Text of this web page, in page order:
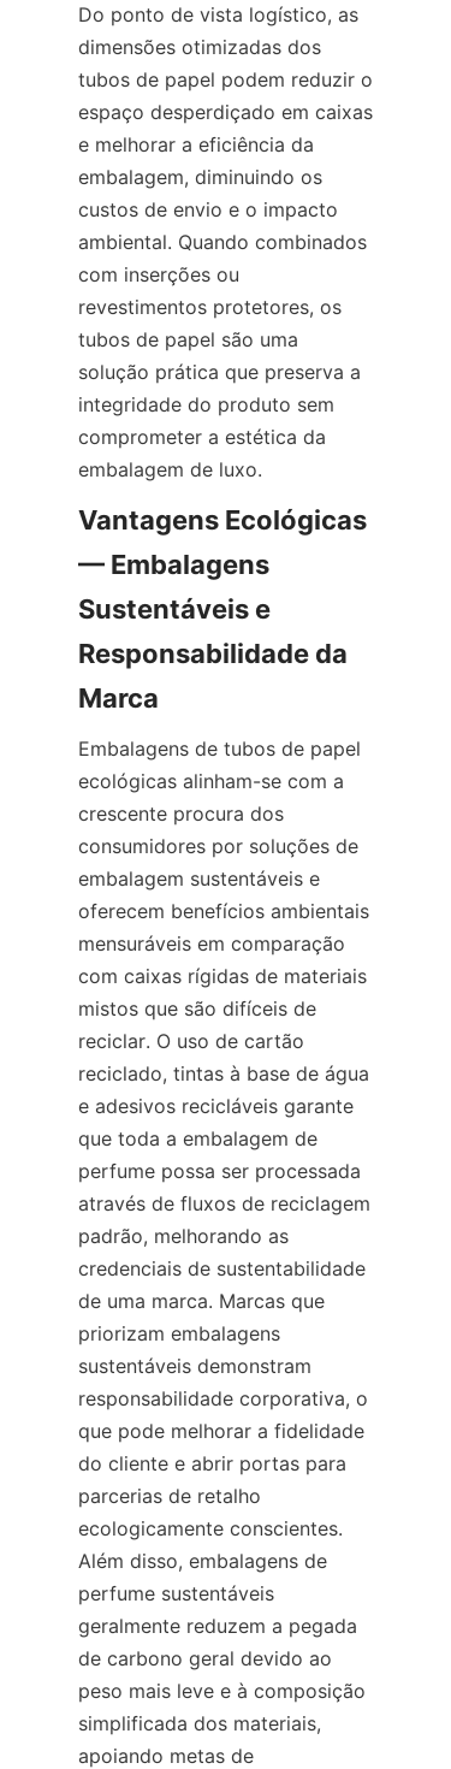
Do ponto de vista logístico, as
dimensões otimizadas dos
tubos de papel podem reduzir o
espaço desperdiçado em caixas
e melhorar a eficiência da
embalagem, diminuindo os
custos de envio e o impacto
ambiental. Quando combinados
com inserções ou
revestimentos protetores, os
tubos de papel são uma
solução prática que preserva a
integridade do produto sem
comprometer a estética da
embalagem de luxo.
Vantagens Ecológicas
— Embalagens
Sustentáveis e
Responsabilidade da
Embalagens de tubos de papel
ecológicas alinham-se com a
crescente procura dos
consumidores por soluções de
embalagem sustentáveis e
oferecem benefícios ambientais
mensuráveis em comparação
com caixas rígidas de materiais
mistos que são difíceis de
reciclar. O uso de cartão
reciclado, tintas à base de água
e adesivos recicláveis garante
que toda a embalagem de
perfume possa ser processada
através de fluxos de reciclagem
padrão, melhorando as
credenciais de sustentabilidade
de uma marca. Marcas que
priorizam embalagens
sustentáveis demonstram
responsabilidade corporativa, o
que pode melhorar a fidelidade
do cliente e abrir portas para
parcerias de retalho
ecologicamente conscientes.
Além disso, embalagens de
perfume sustentáveis
geralmente reduzem a pegada
de carbono geral devido ao
peso mais leve e à composição
simplificada dos materiais,
apoiando metas de